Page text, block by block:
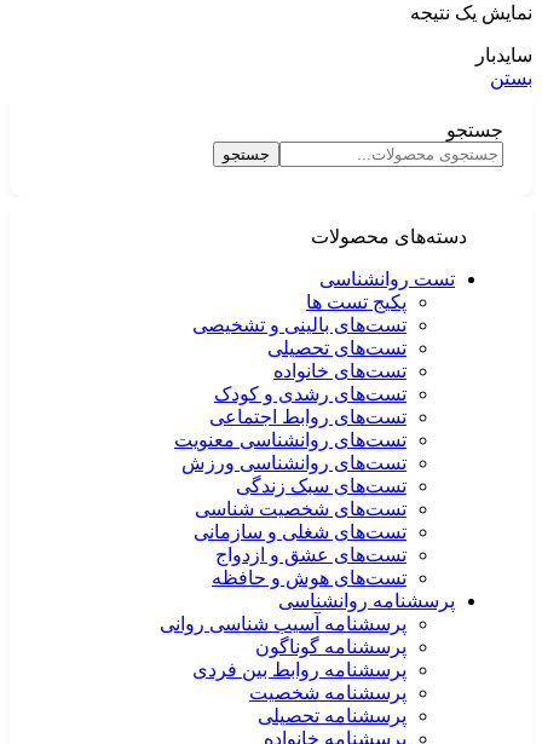
نمایش یک نتیجه
سایدبار
بستن
جستجو
جستجو
دسته‌های محصولات
تست روانشناسی
پکیج تست ها
تست‌های بالینی و تشخیصی
تست‌های تحصیلی
تست‌های خانواده
تست‌های رشدی و کودک
تست‌های روابط اجتماعی
تست‌های روانشناسی معنویت
تست‌های روانشناسی ورزش
تست‌های سبک زندگی
تست‌های شخصیت شناسی
تست‌های شغلی و سازمانی
تست‌های عشق و ازدواج
تست‌های هوش و حافظه
پرسشنامه روانشناسی
پرسشنامه آسیب شناسی روانی
پرسشنامه گوناگون
پرسشنامه روابط بین فردی
پرسشنامه شخصیت
پرسشنامه تحصیلی
پرسشنامه خانواده